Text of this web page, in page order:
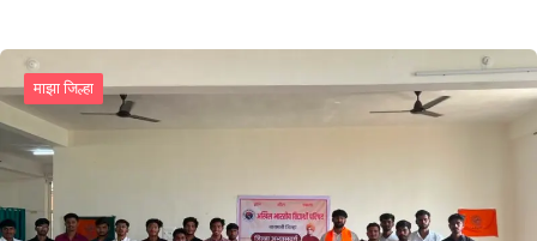
माझा जिल्हा